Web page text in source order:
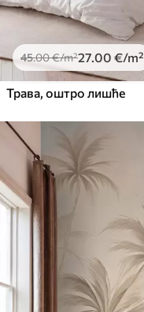
45.00€/m²27.00 €/m²
Трава, оштро лишће